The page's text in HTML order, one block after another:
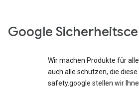
Google
Wir machen Produkte für
auch alle schützen, die
safety.google stellen wir